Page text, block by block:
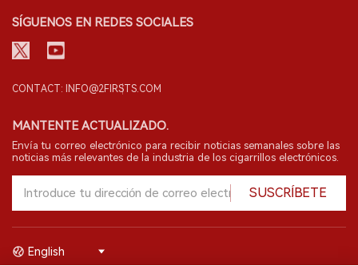
SÍGUENOS EN REDES SOCIALES
CONTACT: INFO@2FIRSTS.COM
MANTENTE ACTUALIZADO.
Envía tu correo electrónico para recibir noticias semanales sobre las
noticias más relevantes de la industria de los cigarrillos electrónicos.
SUSCRÍBETE
English